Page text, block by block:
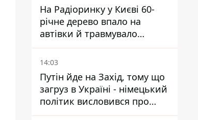
На Радіоринку у Києві 60-
річне дерево впало на
автівки й травмувало
людину - подробиці
14:03
Путін йде на Захід, тому що
загруз в Україні - німецький
політик висловився про
плани РФ